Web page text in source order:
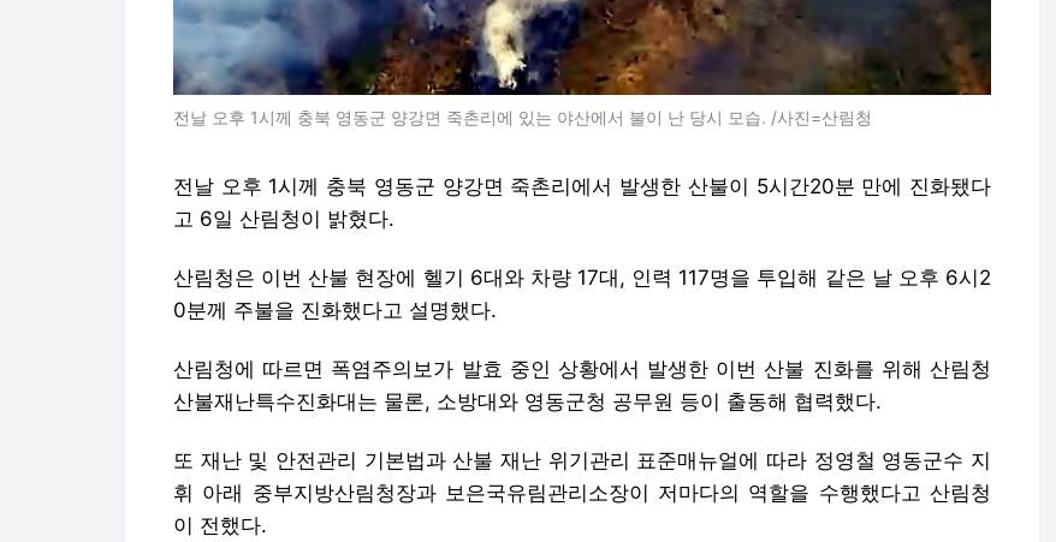
전날 오후 1시께 충북 영동군 양강면 죽촌리에 있는 야산에서 불이 난 당시 모습. /사진=산림청
전날 오후 1시께 충북 영동군 양강면 죽촌리에서 발생한 산불이 5시간20분 만에 진화됐다
고 6일 산림청이 밝혔다.
산림청은 이번 산불 현장에 헬기 6대와 차량 17대, 인력 117명을 투입해 같은 날 오후 6시2
0분께 주불을 진화했다고 설명했다.
산림청에 따르면 폭염주의보가 발효 중인 상황에서 발생한 이번 산불 진화를 위해 산림청
산불재난특수진화대는 물론, 소방대와 영동군청 공무원 등이 출동해 협력했다.
또 재난 및 안전관리 기본법과 산불 재난 위기관리 표준매뉴얼에 따라 정영철 영동군수 지
휘 아래 중부지방산림청장과 보은국유림관리소장이 저마다의 역할을 수행했다고 산림청
이 전했다.